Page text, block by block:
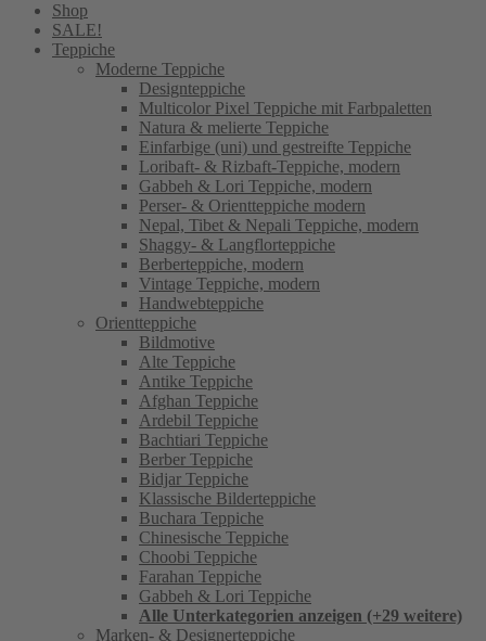
Shop
SALE!
Teppiche
Moderne Teppiche
Designteppiche
Multicolor Pixel Teppiche mit Farbpaletten
Natura & melierte Teppiche
Einfarbige (uni) und gestreifte Teppiche
Loribaft- & Rizbaft-Teppiche, modern
Gabbeh & Lori Teppiche, modern
Perser- & Orientteppiche modern
Nepal, Tibet & Nepali Teppiche, modern
Shaggy- & Langflorteppiche
Berberteppiche, modern
Vintage Teppiche, modern
Handwebteppiche
Orientteppiche
Bildmotive
Alte Teppiche
Antike Teppiche
Afghan Teppiche
Ardebil Teppiche
Bachtiari Teppiche
Berber Teppiche
Bidjar Teppiche
Klassische Bilderteppiche
Buchara Teppiche
Chinesische Teppiche
Choobi Teppiche
Farahan Teppiche
Gabbeh & Lori Teppiche
Alle Unterkategorien anzeigen (+29 weitere)
Marken- & Designerteppiche